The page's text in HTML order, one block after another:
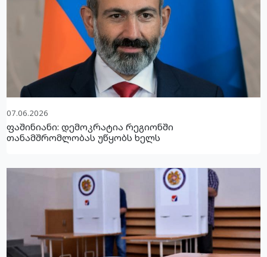
07.06.2026
ფაშინიანი: დემოკრატია რეგიონში
თანამშრომლობას უწყობს ხელს